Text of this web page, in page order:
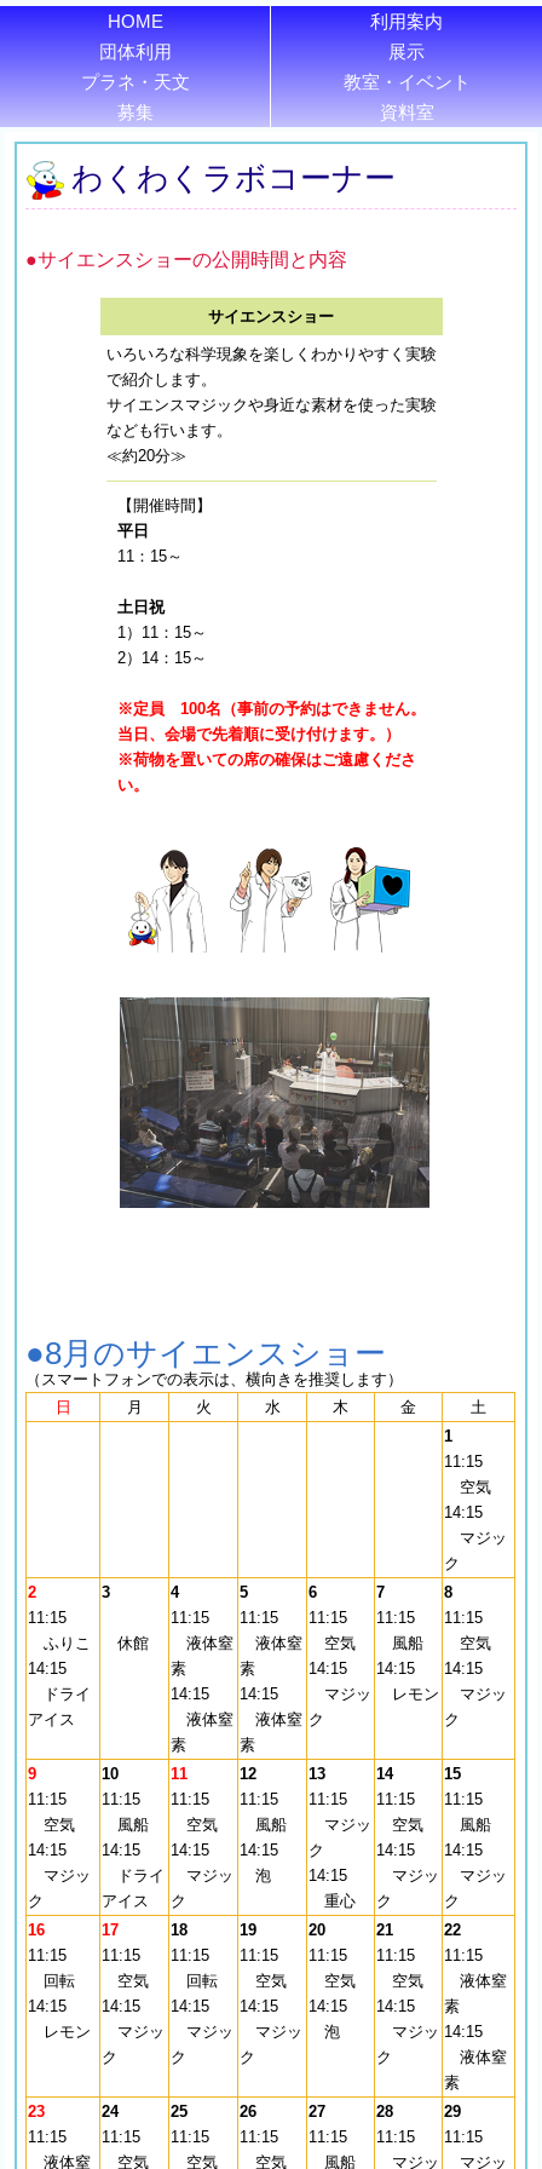
HOME
利用案内
団体利用
展示
プラネ・天文
教室・イベント
募集
資料室
わくわくラボコーナー
●サイエンスショーの公開時間と内容
サイエンスショー
いろいろな科学現象を楽しくわかりやすく実験
で紹介します。
サイエンスマジックや身近な素材を使った実験
なども行います。
≪約20分≫
【開催時間】
平日
11：15～
土日祝
1）11：15～
2）14：15～
※定員 100名（事前の予約はできません。
当日、会場で先着順に受け付けます。）
※荷物を置いての席の確保はご遠慮くださ
い。
●8月のサイエンスショー
（スマートフォンでの表示は、横向きを推奨します）
日
月 火 水 木 金
土
1
11:15
空気
14:15
マジッ
ク
2
11:15
ふりこ
14:15
ドライ
アイス
3
休館
4
11:15
液体窒
素
14:15
液体窒
素
5
11:15
液体窒
素
14:15
液体窒
素
6
11:15
空気
14:15
マジッ
ク
7
11:15
風船
14:15
レモン
8
11:15
空気
14:15
マジッ
ク
9
11:15
空気
14:15
マジッ
ク
10
11:15
風船
14:15
ドライ
アイス
11
11:15
空気
14:15
マジッ
ク
12
11:15
風船
14:15
泡
13
11:15
マジッ
ク
14:15
重心
14
11:15
空気
14:15
マジッ
ク
15
11:15
風船
14:15
マジッ
ク
16
11:15
回転
14:15
レモン
17
11:15
空気
14:15
マジッ
ク
18
11:15
回転
14:15
マジッ
ク
19
11:15
空気
14:15
マジッ
ク
20
11:15
空気
14:15
泡
21
11:15
空気
14:15
マジッ
ク
22
11:15
液体窒
素
14:15
液体窒
素
23
11:15
液体窒
24
11:15
空気
25
11:15
空気
26
11:15
空気
27
11:15
風船
28
11:15
マジッ
29
11:15
マジッ